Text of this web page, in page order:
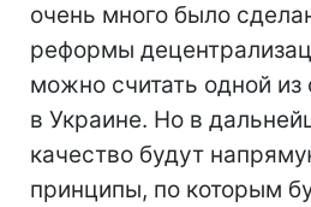
очень много было
реформы
можно считать одной
в Украине. Но в
качество будут
принципы, по которым